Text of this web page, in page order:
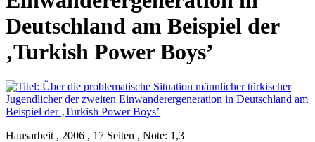
Deutschland am Beispiel der
‚Turkish Power Boys’
Hausarbeit , 2006 , 17 Seiten , Note: 1,3